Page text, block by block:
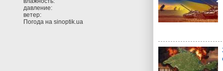
давление:
ветер:
Погода на sinoptik.ua